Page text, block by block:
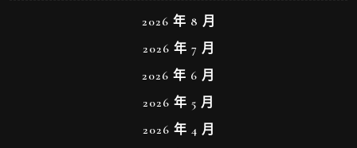
2026 年 8 月
2026 年 7 月
2026 年 6 月
2026 年 5 月
2026 年 4 月